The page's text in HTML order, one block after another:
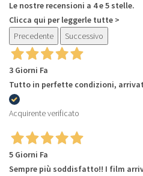
Le nostre recensioni a 4 e 5 stelle.
Clicca qui per leggerle tutte >
Precedente
Successivo
3 Giorni Fa
Tutto in perfette condizioni,
Acquirente verificato
5 Giorni Fa
Sempre più soddisfatto!! I film